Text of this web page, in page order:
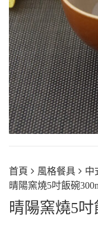
首頁 風格餐具 中
晴陽窯燒5吋飯碗
晴陽窯燒5